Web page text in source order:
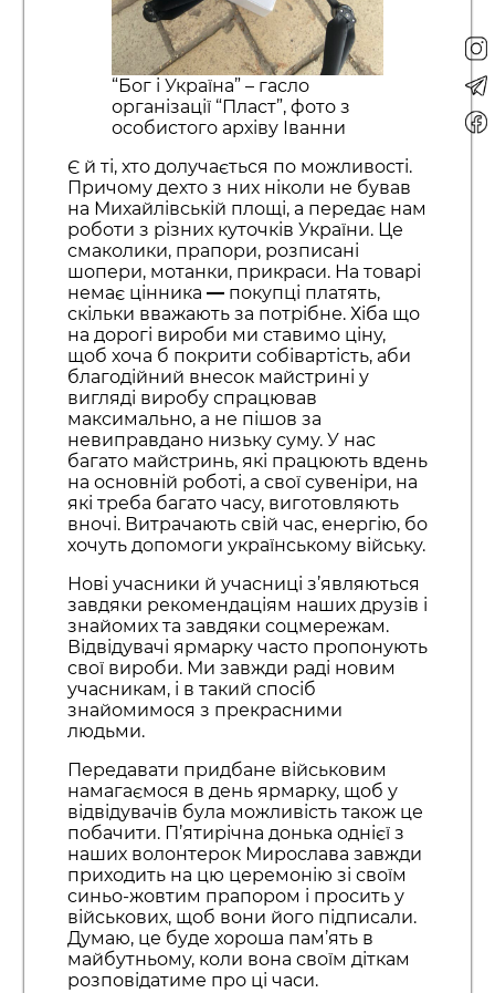
“Бог і Україна” – гасло
організації “Пласт”, фото з
особистого архіву Іванни
Є й ті, хто долучається по можливості.
Причому дехто з них ніколи не бував
на Михайлівській площі, а передає нам
роботи з різних куточків України. Це
смаколики, прапори, розписані
шопери, мотанки, прикраси. На товарі
немає цінника —покупці платять,
скільки вважають за потрібне. Хіба що
на дорогі вироби ми ставимо ціну,
щоб хоча б покрити собівартість, аби
благодійний внесок майстрині у
вигляді виробу спрацював
максимально, а не пішов за
невиправдано низьку суму. У нас
багато майстринь, які працюють вдень
на основній роботі, а свої сувеніри, на
які треба багато часу, виготовляють
вночі. Витрачають свій час, енергію, бо
хочуть допомоги українському війську.
Нові учасники й учасниці з’являються
завдяки рекомендаціям наших друзів і
знайомих та завдяки соцмережам.
Відвідувачі ярмарку часто пропонують
свої вироби. Ми завжди раді новим
учасникам, і в такий спосіб
знайомимося з прекрасними
людьми.
Передавати придбане військовим
намагаємося в день ярмарку, щоб у
відвідувачів була можливість також це
побачити. П’ятирічна донька однієї з
наших волонтерок Мирослава завжди
приходить на цю церемонію зі своїм
синьо-жовтим прапором і просить у
військових, щоб вони його підписали.
Думаю, це буде хороша пам’ять в
майбутньому, коли вона своїм діткам
розповідатиме про ці часи.